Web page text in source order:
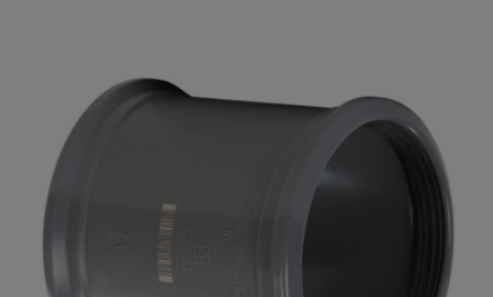
Naam
Samenvatting